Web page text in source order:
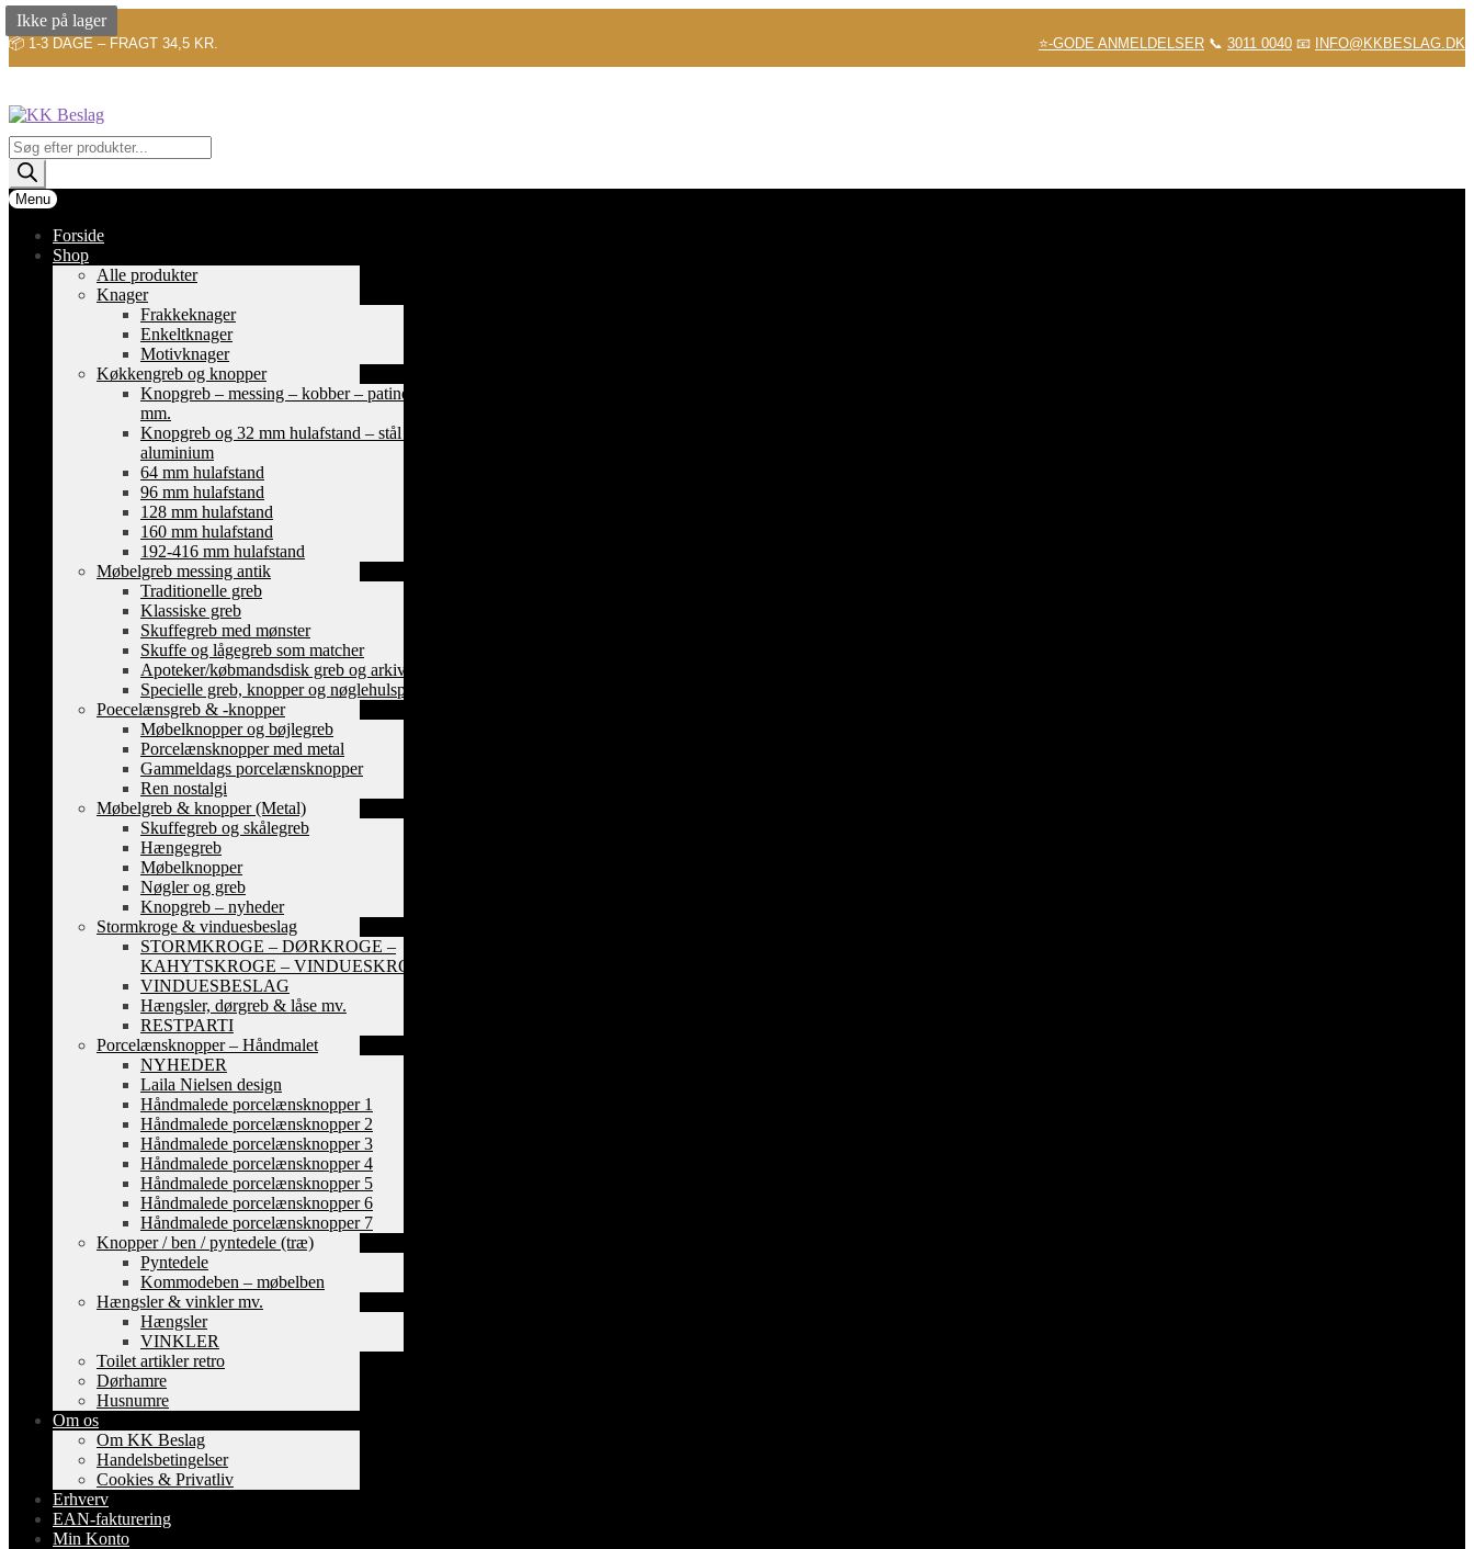
📦 1-3 DAGE – FRAGT 34,5 KR. ⭐-GODE ANMELDELSER 📞 3011 0040 📧 INFO@KKBESLAG.DK
Spring
til
navigation
Spring
til
indhold
Products
search
Menu
Forside
Shop
Alle produkter
Knager
Frakkeknager
Enkeltknager
Motivknager
Køkkengreb og knopper
Knopgreb – messing – kobber – patinerede
mm.
Knopgreb og 32 mm hulafstand – stål og
aluminium
64 mm hulafstand
96 mm hulafstand
128 mm hulafstand
160 mm hulafstand
192-416 mm hulafstand
Møbelgreb messing antik
Traditionelle greb
Klassiske greb
Skuffegreb med mønster
Skuffe og lågegreb som matcher
Apoteker/købmandsdisk greb og arkiv skilte
Specielle greb, knopper og nøglehulsplader
Poecelænsgreb & -knopper
Møbelknopper og bøjlegreb
Porcelænsknopper med metal
Gammeldags porcelænsknopper
Ren nostalgi
Møbelgreb & knopper (Metal)
Skuffegreb og skålegreb
Hængegreb
Møbelknopper
Nøgler og greb
Knopgreb – nyheder
Stormkroge & vinduesbeslag
STORMKROGE – DØRKROGE –
KAHYTSKROGE – VINDUESKROGE
VINDUESBESLAG
Hængsler, dørgreb & låse mv.
RESTPARTI
Porcelænsknopper – Håndmalet
NYHEDER
Laila Nielsen design
Håndmalede porcelænsknopper 1
Håndmalede porcelænsknopper 2
Håndmalede porcelænsknopper 3
Håndmalede porcelænsknopper 4
Håndmalede porcelænsknopper 5
Håndmalede porcelænsknopper 6
Håndmalede porcelænsknopper 7
Knopper / ben / pyntedele (træ)
Pyntedele
Kommodeben – møbelben
Hængsler & vinkler mv.
Hængsler
VINKLER
Toilet artikler retro
Dørhamre
Husnumre
Om os
Om KK Beslag
Handelsbetingelser
Cookies & Privatliv
Erhverv
EAN-fakturering
Min Konto
Ikke på lager